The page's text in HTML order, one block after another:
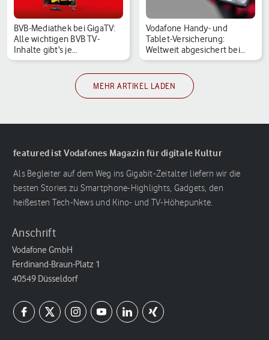
BVB-Mediathek bei GigaTV:
Alle wichtigen BVB TV-
Inhalte gibt’s je…
Vodafone Handy- und
Tablet-Versicherung:
Weltweit abgesichert bei…
MEHR ARTIKEL LADEN
featured ist Vodafones Magazin für digitale Kultur
Als Begleiter auf dem Weg ins Gigabit-Zeitalter liefern wir die
besten Stories zu Smartphone-Highlights, Gadgets, den
heißesten Tech-News und Kino- und TV-Höhepunkte.
Anschrift
Vodafone GmbH
Ferdinand-Braun-Platz 1
40549 Düsseldorf